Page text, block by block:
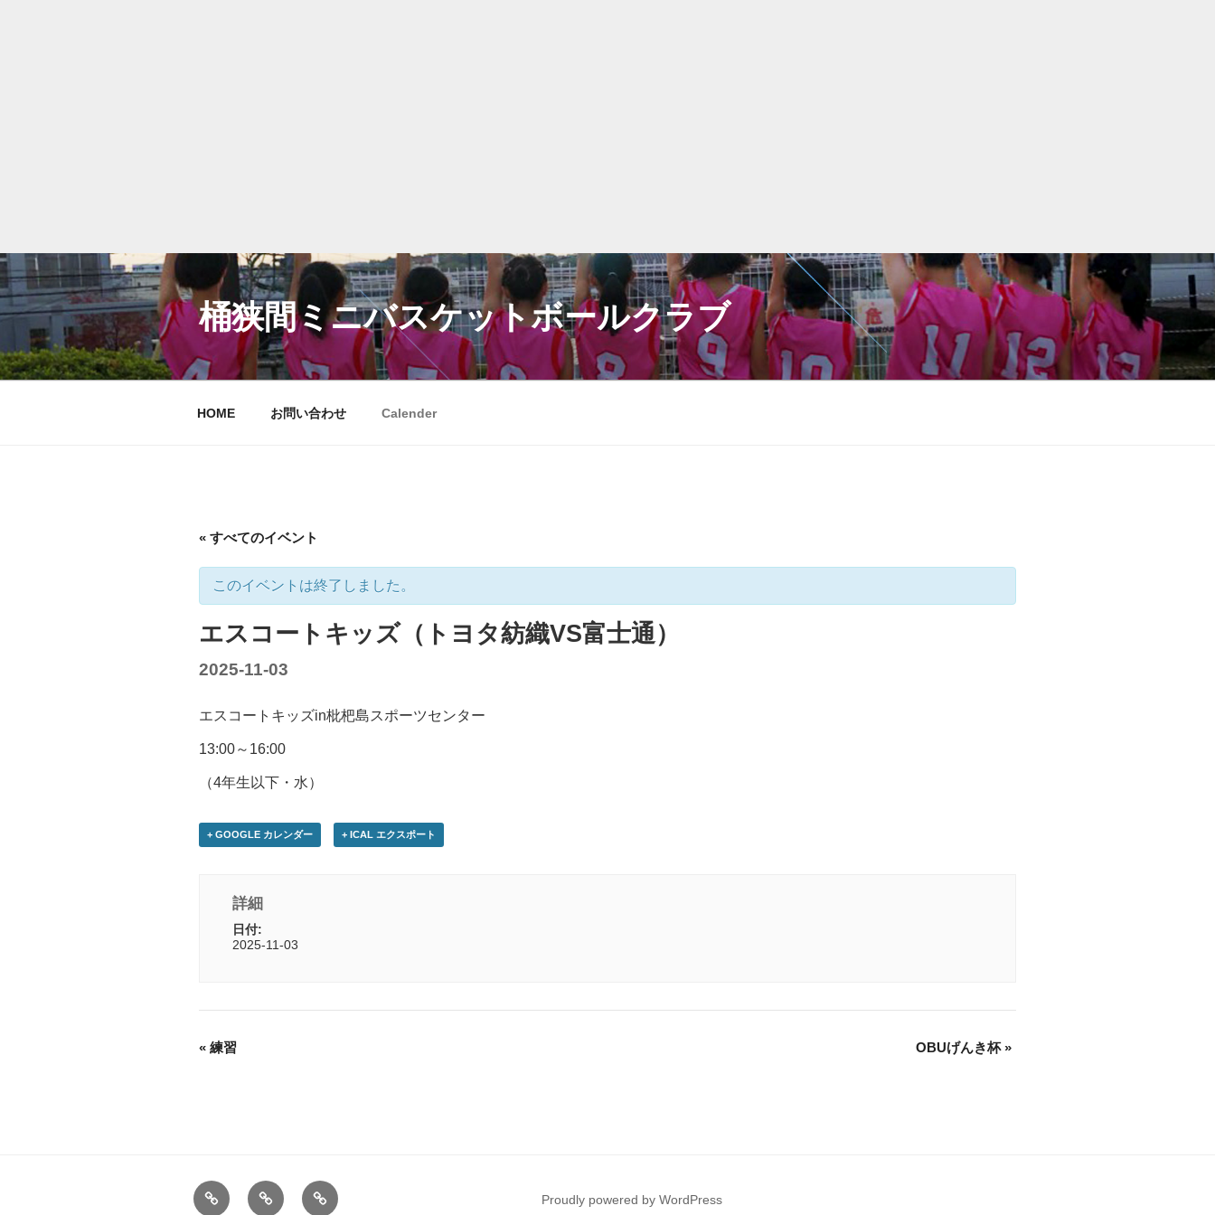
コ
ン
テ
ツ
へ
桶狭間ミニバスケットボールクラブ
HOME お問い合わせ Calender
« すべてのイベント
このイベントは終了しました。
エスコートキッズ（トヨタ紡織VS富士通）
2025-11-03
エスコートキッズin枇杷島スポーツセンター
13:00～16:00
（4年生以下・水）
+ GOOGLE カレンダー + ICAL エクスポート
詳細
日付:
2025-11-03
« 練習 OBUげんき杯»
HOME
お
Calender
Proudly powered by WordPress